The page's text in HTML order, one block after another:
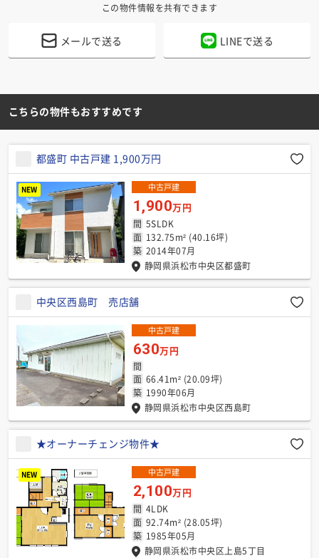
この物件情報を共有できます
メールで送る LINEで送る
こちらの物件もおすすめです
中古戸建
NEW
都盛町 中古戸建 1,900万円
間 5SLDK
面 132.75m² (40.16坪)
築 2014年07月
静岡県浜松市中央区都盛町
1,900万円
中古戸建
中央区西島町 売店舗
間
面 66.41m² (20.09坪)
築 1990年06月
静岡県浜松市中央区西島町
630万円
中古戸建
NEW
★オーナーチェンジ物件★
間 4LDK
面 92.74m² (28.05坪)
築 1985年05月
静岡県浜松市中央区上島5丁目
2,100万円